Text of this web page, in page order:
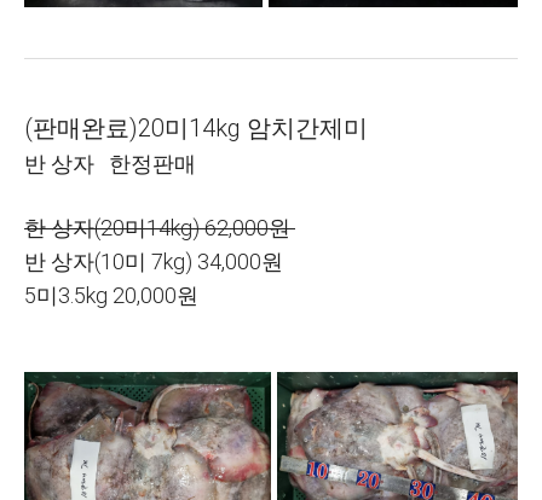
(판매완료)20미14kg 암치간제미
반 상자 한정판매
한 상자(20미14kg) 62,000원
반 상자(10미 7kg) 34,000원
5미3.5kg 20,000원